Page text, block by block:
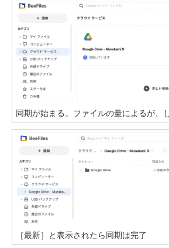
同期が始まる。ファイルの量によるが、
［最新］と表示されたら同期は完了